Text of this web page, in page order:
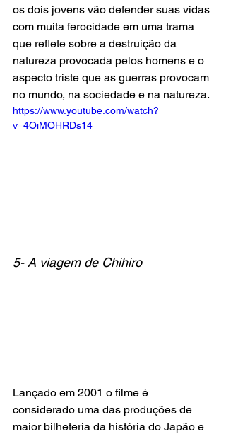
os dois jovens vão defender suas vidas
com muita ferocidade em uma trama
que reflete sobre a destruição da
natureza provocada pelos homens e o
aspecto triste que as guerras provocam
no mundo, na sociedade e na natureza.
https://www.youtube.com/watch?
v=4OiMOHRDs14
5- A viagem de Chihiro
Lançado em 2001 o filme é
considerado uma das produções de
maior bilheteria da história do Japão e